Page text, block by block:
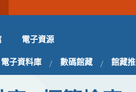
電子資源
電子資料庫 數碼館藏 館藏